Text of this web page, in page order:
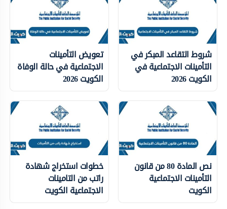
شروط التقاعد المبكر في
التأمينات الاجتماعية في
الكويت 2026
تعويض التأمينات
الاجتماعية في حالة الوفاة
الكويت 2026
نص المادة 80 من قانون
التأمينات الاجتماعية
الكويت
خطوات استخراج شهادة
راتب من التامينات
الاجتماعية الكويت